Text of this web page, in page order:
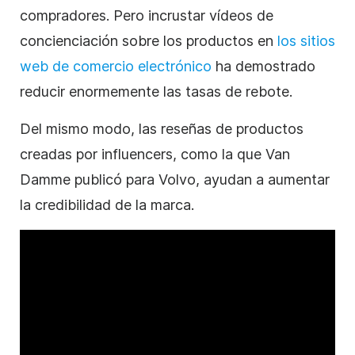
compradores. Pero incrustar vídeos de
concienciación sobre los productos en los sitios
web de comercio electrónico ha demostrado
reducir enormemente las tasas de rebote.
Del mismo modo, las reseñas de productos
creadas por influencers, como la que Van
Damme publicó para Volvo, ayudan a aumentar
la credibilidad de la marca.